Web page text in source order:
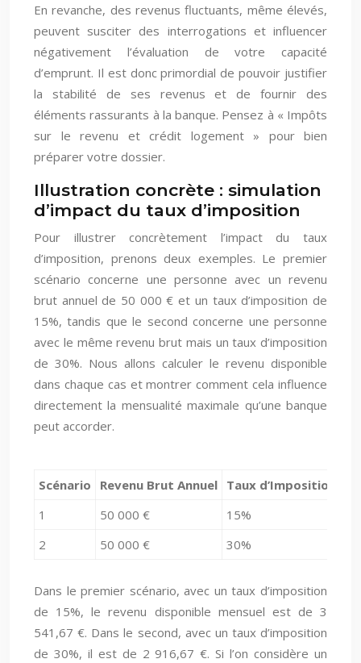
En revanche, des revenus fluctuants, même élevés,
peuvent susciter des interrogations et influencer
négativement l’évaluation de votre capacité
d’emprunt. Il est donc primordial de pouvoir justifier
la stabilité de ses revenus et de fournir des
éléments rassurants à la banque. Pensez à « Impôts
sur le revenu et crédit logement » pour bien
préparer votre dossier.
Illustration concrète : simulation
d’impact du taux d’imposition
Pour illustrer concrètement l’impact du taux
d’imposition, prenons deux exemples. Le premier
scénario concerne une personne avec un revenu
brut annuel de 50 000 € et un taux d’imposition de
15%, tandis que le second concerne une personne
avec le même revenu brut mais un taux d’imposition
de 30%. Nous allons calculer le revenu disponible
dans chaque cas et montrer comment cela influence
directement la mensualité maximale qu’une banque
peut accorder.
Scénario Revenu Brut Annuel Taux d’Imposition
1
50 000 € 15%
2
50 000 € 30%
Dans le premier scénario, avec un taux d’imposition
de 15%, le revenu disponible mensuel est de 3
541,67 €. Dans le second, avec un taux d’imposition
de 30%, il est de 2 916,67 €. Si l’on considère un